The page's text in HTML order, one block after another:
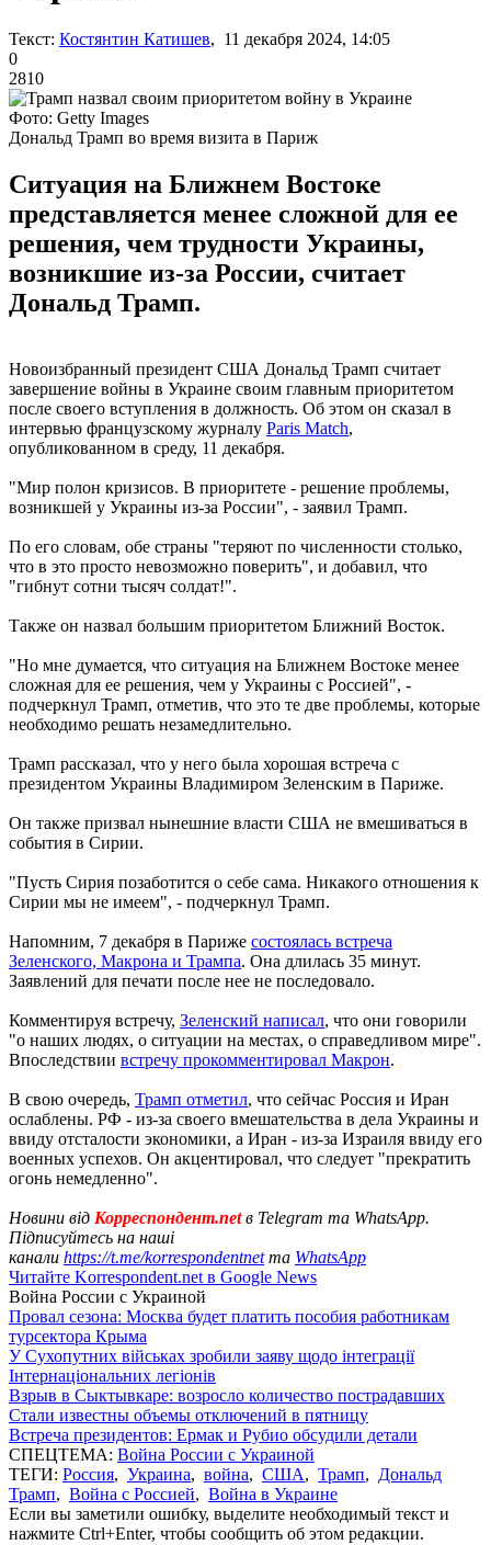
Текст: Костянтин Катишев, 11 декабря 2024, 14:05
0
2810
Фото: Getty Images
Дональд Трамп во время визита в Париж
Ситуация на Ближнем Востоке
представляется менее сложной для ее
решения, чем трудности Украины,
возникшие из-за России, считает
Дональд Трамп.
Новоизбранный президент США Дональд Трамп считает
завершение войны в Украине своим главным приоритетом
после своего вступления в должность. Об этом он сказал в
интервью французскому журналу Paris Match,
опубликованном в среду, 11 декабря.
"Мир полон кризисов. В приоритете - решение проблемы,
возникшей у Украины из-за России", - заявил Трамп.
По его словам, обе страны "теряют по численности столько,
что в это просто невозможно поверить", и добавил, что
"гибнут сотни тысяч солдат!".
Также он назвал большим приоритетом Ближний Восток.
"Но мне думается, что ситуация на Ближнем Востоке менее
сложная для ее решения, чем у Украины с Россией", -
подчеркнул Трамп, отметив, что это те две проблемы, которые
необходимо решать незамедлительно.
Трамп рассказал, что у него была хорошая встреча с
президентом Украины Владимиром Зеленским в Париже.
Он также призвал нынешние власти США не вмешиваться в
события в Сирии.
"Пусть Сирия позаботится о себе сама. Никакого отношения к
Сирии мы не имеем", - подчеркнул Трамп.
Напомним, 7 декабря в Париже состоялась встреча
Зеленского, Макрона и Трампа. Она длилась 35 минут.
Заявлений для печати после нее не последовало.
Комментируя встречу, Зеленский написал, что они говорили
"о наших людях, о ситуации на местах, о справедливом мире".
Впоследствии встречу прокомментировал Макрон.
В свою очередь, Трамп отметил, что сейчас Россия и Иран
ослаблены. РФ - из-за своего вмешательства в дела Украины и
ввиду отсталости экономики, а Иран - из-за Израиля ввиду его
военных успехов. Он акцентировал, что следует "прекратить
огонь немедленно".
Новини від Корреспондент.netв Telegram та WhatsApp.
Підписуйтесь на наші
канали https://t.me/korrespondentnetта WhatsApp
Читайте Korrespondent.net в Google News
Война России с Украиной
Провал сезона: Москва будет платить пособия работникам
турсектора Крыма
У Сухопутних військах зробили заяву щодо інтеграції
Інтернаціональних легіонів
Взрыв в Сыктывкаре: возросло количество пострадавших
Стали известны объемы отключений в пятницу
Встреча президентов: Ермак и Рубио обсудили детали
СПЕЦТЕМА: Война России с Украиной
ТЕГИ: Россия, Украина, война, США, Трамп, Дональд
Трамп, Война с Россией, Война в Украине
Если вы заметили ошибку, выделите необходимый текст и
нажмите Ctrl+Enter, чтобы сообщить об этом редакции.